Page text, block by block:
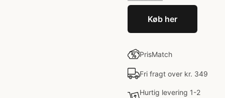
Køb her
PrisMatch
Fri fragt over kr. 349
Hurtig levering 1-2